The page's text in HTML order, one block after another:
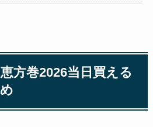
方巻2026当日買える